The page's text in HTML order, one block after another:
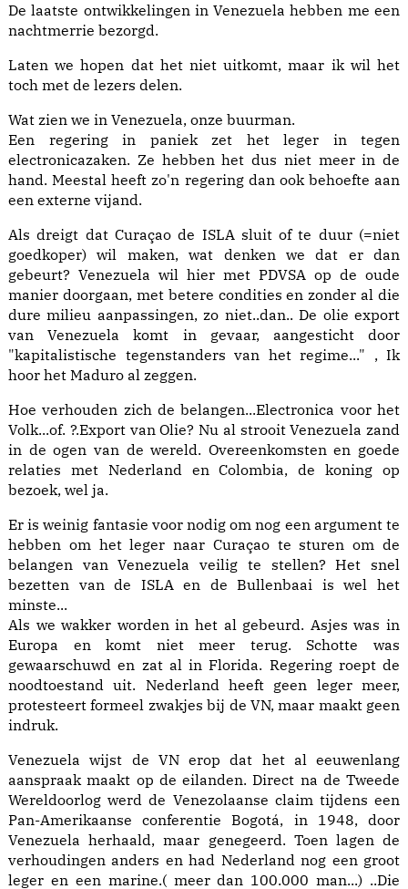
De laatste ontwikkelingen in Venezuela hebben me een
nachtmerrie bezorgd.
Laten we hopen dat het niet uitkomt, maar ik wil het
toch met de lezers delen.
Wat zien we in Venezuela, onze buurman.
Een regering in paniek zet het leger in tegen
electronicazaken. Ze hebben het dus niet meer in de
hand. Meestal heeft zo'n regering dan ook behoefte aan
een externe vijand.
Als dreigt dat Curaçao de ISLA sluit of te duur (=niet
goedkoper) wil maken, wat denken we dat er dan
gebeurt? Venezuela wil hier met PDVSA op de oude
manier doorgaan, met betere condities en zonder al die
dure milieu aanpassingen, zo niet..dan.. De olie export
van Venezuela komt in gevaar, aangesticht door
"kapitalistische tegenstanders van het regime..." , Ik
hoor het Maduro al zeggen.
Hoe verhouden zich de belangen...Electronica voor het
Volk...of. ?.Export van Olie? Nu al strooit Venezuela zand
in de ogen van de wereld. Overeenkomsten en goede
relaties met Nederland en Colombia, de koning op
bezoek, wel ja.
Er is weinig fantasie voor nodig om nog een argument te
hebben om het leger naar Curaçao te sturen om de
belangen van Venezuela veilig te stellen? Het snel
bezetten van de ISLA en de Bullenbaai is wel het
minste...
Als we wakker worden in het al gebeurd. Asjes was in
Europa en komt niet meer terug. Schotte was
gewaarschuwd en zat al in Florida. Regering roept de
noodtoestand uit. Nederland heeft geen leger meer,
protesteert formeel zwakjes bij de VN, maar maakt geen
indruk.
Venezuela wijst de VN erop dat het al eeuwenlang
aanspraak maakt op de eilanden. Direct na de Tweede
Wereldoorlog werd de Venezolaanse claim tijdens een
Pan-Amerikaanse conferentie Bogotá, in 1948, door
Venezuela herhaald, maar genegeerd. Toen lagen de
verhoudingen anders en had Nederland nog een groot
leger en een marine.( meer dan 100.000 man...) ..Die